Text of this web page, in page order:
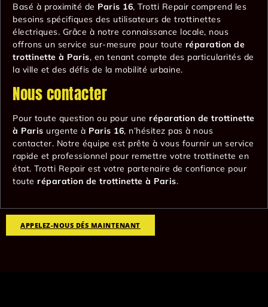
Basé à proximité de Paris 16, Trotti Repair comprend les
besoins spécifiques des utilisateurs de trottinettes
électriques. Grâce à notre connaissance locale, nous
offrons un service sur-mesure pour toute réparation de
trottinette à Paris, en tenant compte des particularités de
la ville et des défis de la mobilité urbaine.
Nous contacter
Pour toute question ou pour une réparation de trottinette
à Paris urgente à Paris 16, n’hésitez pas à nous
contacter. Notre équipe est prête à vous fournir un service
rapide et professionnel pour remettre votre trottinette en
état. Trotti Repair est votre partenaire de confiance pour
toute réparation de trottinette à Paris.
APPELEZ-NOUS DÉS MAINTENANT